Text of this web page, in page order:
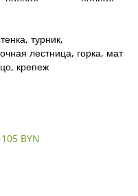
турник,
лестница, горка, мат
крепеж
BYN